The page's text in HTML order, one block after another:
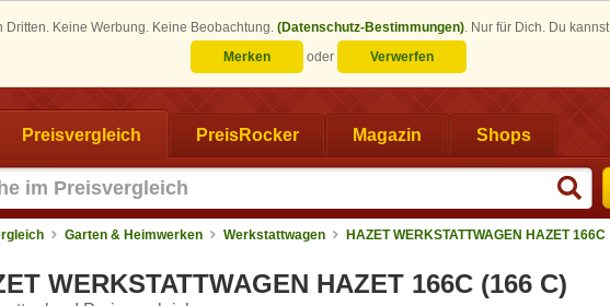
Keine Werbung. Keine Beobachtung. (Datenschutz-Bestimmungen). Nur für Dich. Du kannst
Merken
oder Verwerfen
Preisvergleich PreisRocker Magazin Shops
Garten & Heimwerken Werkstattwagen
HAZET WERKSTATTWAGEN HAZET 166C
WERKSTATTWAGEN HAZET 166C (166 C)